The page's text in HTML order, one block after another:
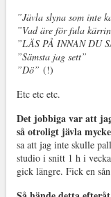
”Jävla slyna som inte
”Vad äre för fula
”LÄS PÅ INNAN DU
”Sämsta jag sett”
”Dö” (!)
Etc etc etc.
Det jobbiga var att
så otroligt jävla
sa att jag inte skulle
studio i snitt 1 h i
gick längre. Fick en